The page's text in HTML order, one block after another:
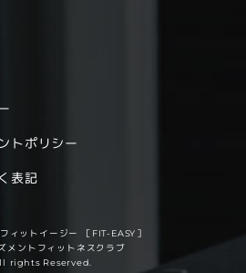
トポリシー
表記
ットイージー ［FIT-EASY］
メントフィットネスクラブ
rights Reserved.